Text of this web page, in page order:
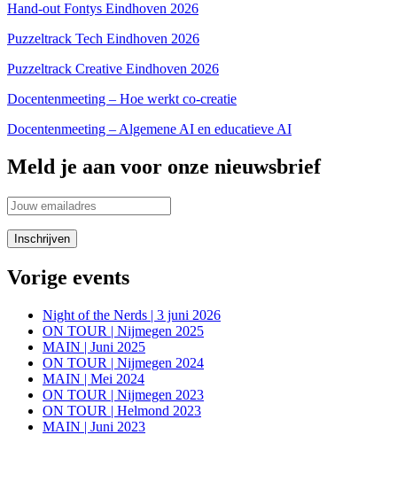
Hand-out Fontys Eindhoven 2026
Puzzeltrack Tech Eindhoven 2026
Puzzeltrack Creative Eindhoven 2026
Docentenmeeting – Hoe werkt co-creatie
Docentenmeeting – Algemene AI en educatieve AI
Meld je aan voor onze nieuwsbrief
Vorige events
Night of the Nerds | 3 juni 2026
ON TOUR | Nijmegen 2025
MAIN | Juni 2025
ON TOUR | Nijmegen 2024
MAIN | Mei 2024
ON TOUR | Nijmegen 2023
ON TOUR | Helmond 2023
MAIN | Juni 2023